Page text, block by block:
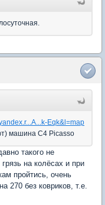
Eqk&l=map
машина C4 Picasso
такого не
на колёсах и при
пройтись, очень
270 без ковриков, т.е.